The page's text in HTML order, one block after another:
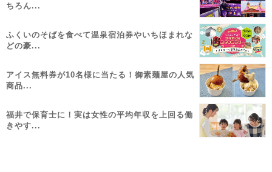
ちろん...
ふくいのそばを食べて温泉宿泊券やいちほまれな
どの豪...
アイス無料券が10名様に当たる！御素麺屋の人気
商品...
福井で保育士に！実は女性の平均年収を上回る働
きやす...